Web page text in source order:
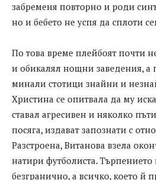
забременя повторно и роди
но и бебето не успя да сплоти
По това време плейбоят почти
и обикалял нощни заведения, а
минали стотици знайни и
Христина се опитвала да му
ставал агресивен и няколко
посяга, издават запознати с
Разстроена, Витанова взела
натири футболиста. Търпението
безгранично, а всичко, което й